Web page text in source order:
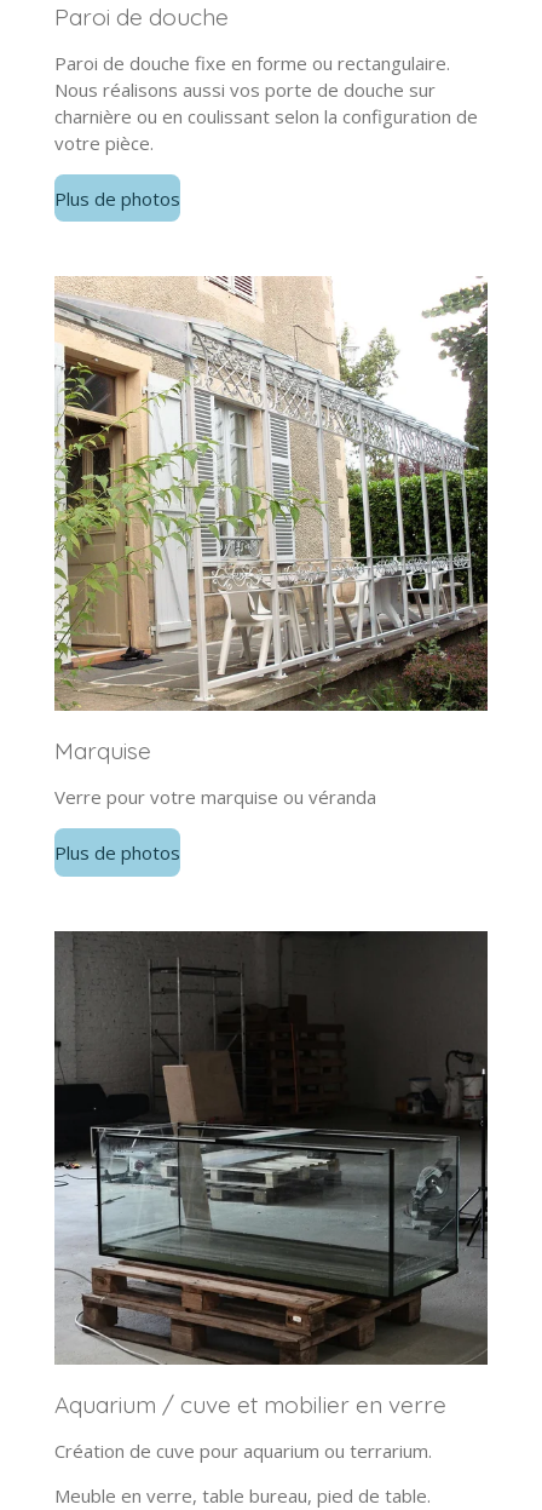
Paroi de douche
Paroi de douche fixe en forme ou rectangulaire.
Nous réalisons aussi vos porte de douche sur
charnière ou en coulissant selon la configuration de
votre pièce.
Plus de photos
Marquise
Verre pour votre marquise ou véranda
Plus de photos
Aquarium / cuve et mobilier en verre
Création de cuve pour aquarium ou terrarium.
Meuble en verre, table bureau, pied de table.